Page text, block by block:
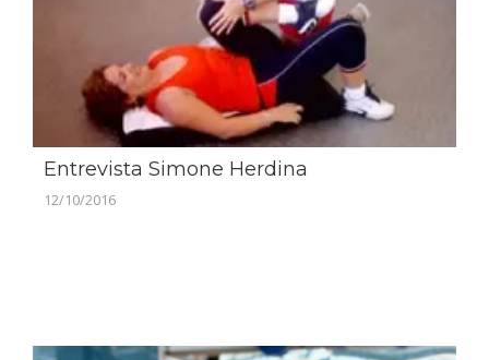
Entrevista Simone Herdina
12/10/2016